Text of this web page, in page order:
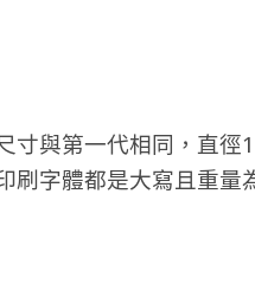
寸與第一代相同，直徑
刷字體都是大寫且重量